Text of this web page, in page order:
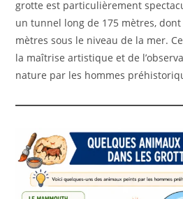
grotte est particulièrement
un tunnel long de 175 mètres, dont
mètres sous le niveau de la mer.
la maîtrise artistique et de
nature par les hommes